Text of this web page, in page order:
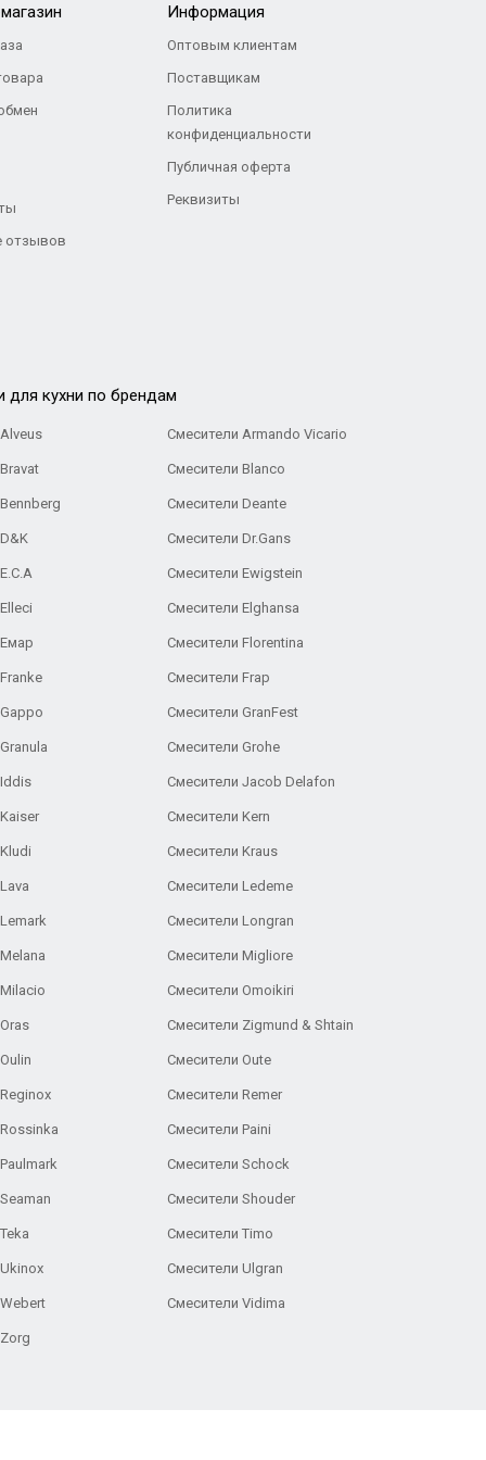
отзывов
Информация
Оптовым клиентам
Поставщикам
Политика
конфиденциальности
Публичная оферта
Реквизиты
для кухни по брендам
Смесители Armando Vicario
Смесители Blanco
Смесители Deante
Смесители Dr.Gans
Cмесители Ewigstein
Смесители Elghansa
Смесители Florentina
Смесители Frap
Смесители GranFest
Смесители Grohe
Смесители Jacob Delafon
Смесители Kern
Смесители Kraus
Смесители Ledeme
Смесители Longran
Смесители Migliore
Смесители Omoikiri
Смесители Zigmund & Shtain
Смесители Oute
Смесители Remer
Смесители Paini
Смесители Schock
Смесители Shouder
Смесители Timo
Смесители Ulgran
Смесители Vidima